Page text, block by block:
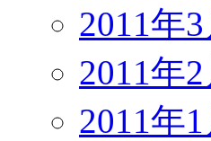
2011年
2011年
2011年